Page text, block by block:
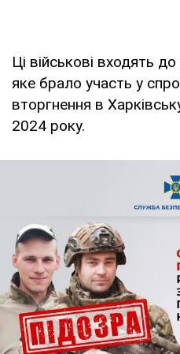
Ці військові входять
яке брало участь у
вторгнення в
2024 року.